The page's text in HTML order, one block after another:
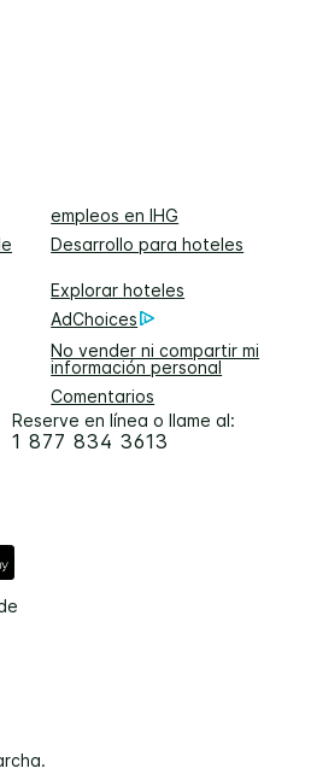
empleos en IHG
Desarrollo para hoteles
Explorar hoteles
AdChoices
No vender ni compartir mi
información personal
Comentarios
Reserve en línea o llame al:
1 877 834 3613